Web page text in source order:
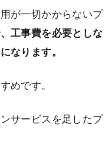
が一切かからないプ
工事費を必要としな
なります。
めです。
サービスを足したプ